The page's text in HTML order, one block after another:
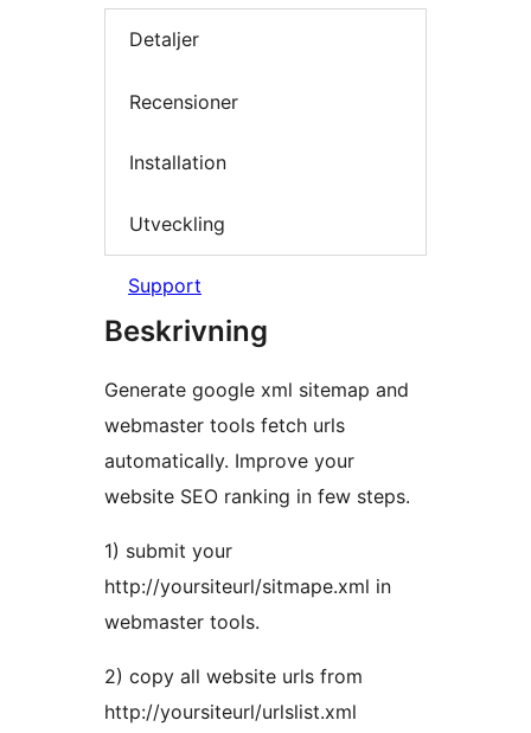
Detaljer
Recensioner
Installation
Utveckling
Support
Beskrivning
Generate google xml sitemap and
webmaster tools fetch urls
automatically. Improve your
website SEO ranking in few steps.
1) submit your
http://yoursiteurl/sitmape.xml in
webmaster tools.
2) copy all website urls from
http://yoursiteurl/urlslist.xml